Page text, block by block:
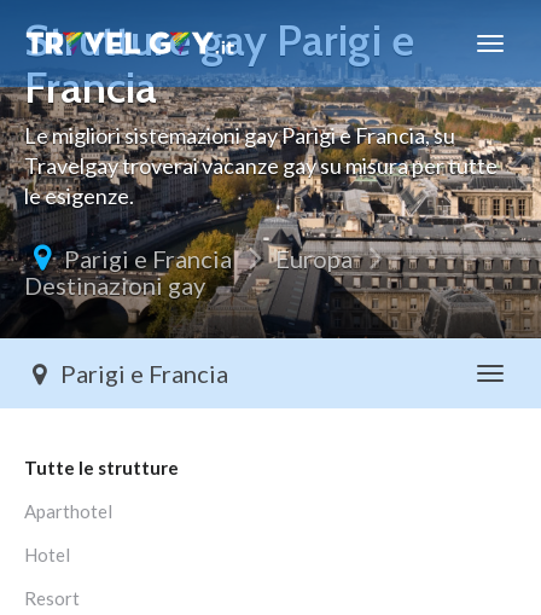
Travelgay
Strutture gay Parigi e
Francia
Le migliori sistemazioni gay Parigi e Francia, su
Travelgay troverai vacanze gay su misura per tutte
le esigenze.
Parigi e Francia
Europa
Destinazioni gay
Parigi e Francia
Tutte le strutture
Aparthotel
Hotel
Resort